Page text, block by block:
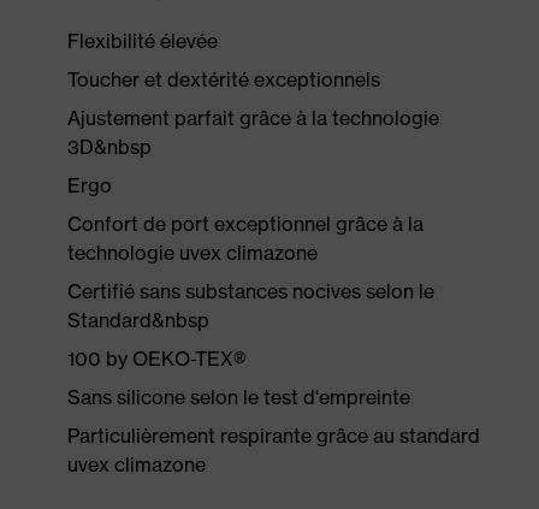
Flexibilité élevée
Toucher et dextérité exceptionnels
Ajustement parfait grâce à la technologie
3D&nbsp
Ergo
Confort de port exceptionnel grâce à la
technologie uvex climazone
Certifié sans substances nocives selon le
Standard&nbsp
100 by OEKO-TEX®
Sans silicone selon le test d'empreinte
Particulièrement respirante grâce au standard
uvex climazone